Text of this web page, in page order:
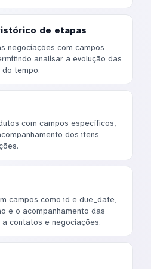
de etapas
negociações com campos
analisar a evolução das
tempo.
com campos específicos,
dos itens
campos como id e due_date,
e o acompanhamento das
contatos e negociações.